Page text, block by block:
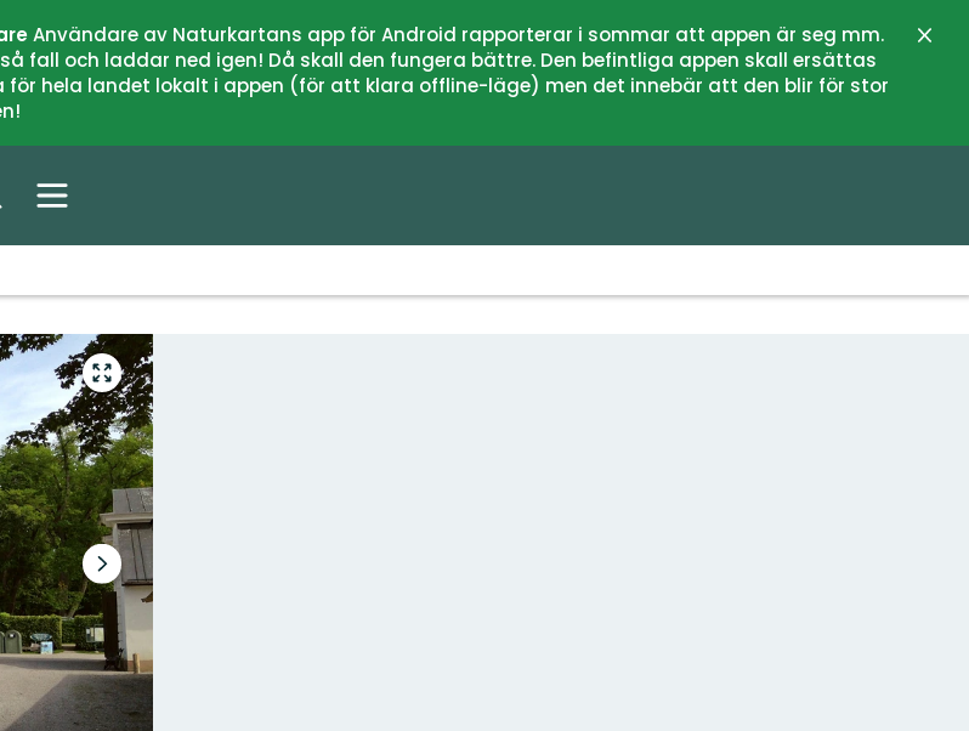
Användare av Naturkartans app för Android rapporterar i sommar att appen är seg mm.
fall och laddar ned igen! Då skall den fungera bättre. Den befintliga appen skall ersättas
hela landet lokalt i appen (för att klara offline-läge) men det innebär att den blir för stor
Gå
till
helskärmsläge
Nästa
bildspel